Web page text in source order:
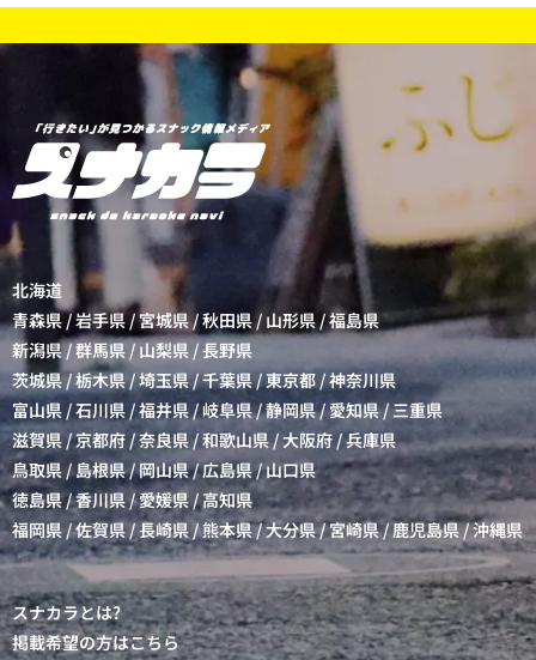
北海道
青森県/岩手県/宮城県/秋田県 / 山形県/福島県
新潟県/群馬県 / 山梨県 /長野県
茨城県 /栃木県/埼玉県/千葉県/東京都 /神奈川県
富山県 /石川県 /福井県/岐阜県/静岡県/愛知県/三重県
滋賀県/京都府/奈良県 /和歌山県/大阪府 /兵庫県
鳥取県 / 島根県/岡山県/広島県/山口県
徳島県/香川県/愛媛県 /高知県
福岡県 /佐賀県 /長崎県/熊本県/大分県/宮崎県/鹿児島県/沖縄県
スナカラとは?
掲載希望の方はこちら